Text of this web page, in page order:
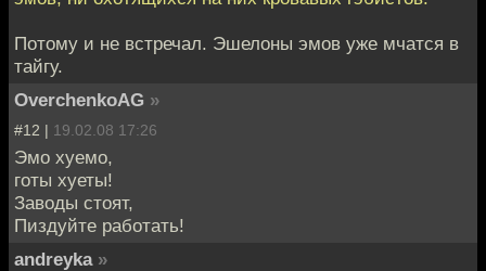
Потому и не встречал. Эшелоны эмов уже мчатся в
тайгу.
OverchenkoAG »
#12 | 19.02.08 17:26
Эмо хуемо,
готы хуеты!
Заводы стоят,
Пиздуйте работать!
andreyka »